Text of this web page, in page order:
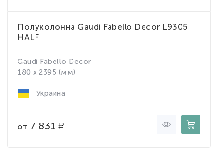
Полуколонна Gaudi Fabello Decor L9305
HALF
Gaudi Fabello Decor
180 x 2395 (мм)
Украина
от 7 831